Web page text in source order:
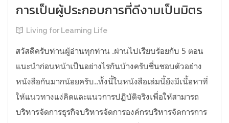
การเป็นผู้ประกอบการที่ดีงามเป็นมิตร
Living for Learning Life
สวัสดีครับท่านผู้อ่านทุกท่าน .ผ่านไปเรียบร้อยกับ 5 ตอน
แนะนำก่อนหน้าเป็นอย่างไรกันบ้างครับชื่นชอบตัวอย่าง
หนังสือกันมากน้อยครับ..ทั้งนี้ในหนังสือเล่มนี้ยังมีเนื้อหาที่
ให้แนวทางแง่คิดและแนวการปฏิบัติจริงเพื่อให้สามารถ
บริหารจัดการธุรกิจบริหารจัดการองค์กรบริหารจัดการการ